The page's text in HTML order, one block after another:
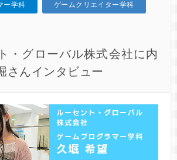
ー学科 ゲームクリエイター学科
・グローバル株式会社に内
さんインタビュー